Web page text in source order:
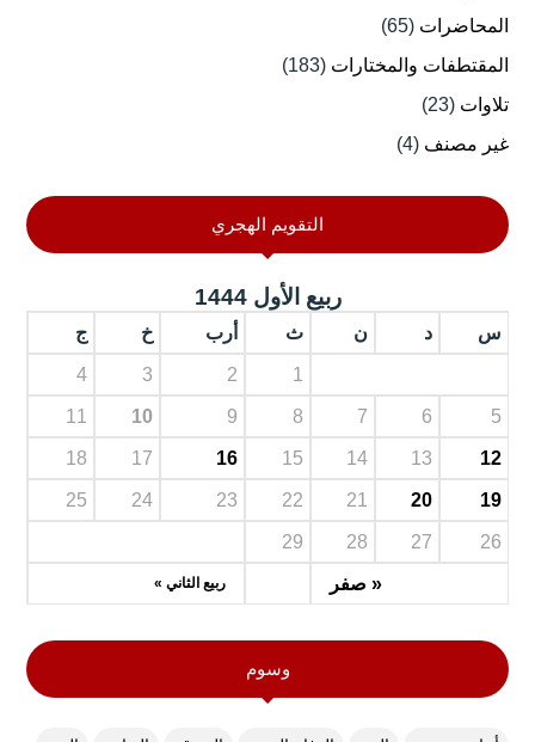
المحاضرات (65)
المقتطفات والمختارات (183)
تلاوات (23)
غير مصنف (4)
التقويم الهجري
ربيع الأول 1444
س د ن ث أرب خ ج
« صفر ربيع الثاني »
1
2
3
4
5
6
7
8
9
10
11
12
13
14
15
16
17
18
19
20
21
22
23
24
25
26
27
28
29
وسوم